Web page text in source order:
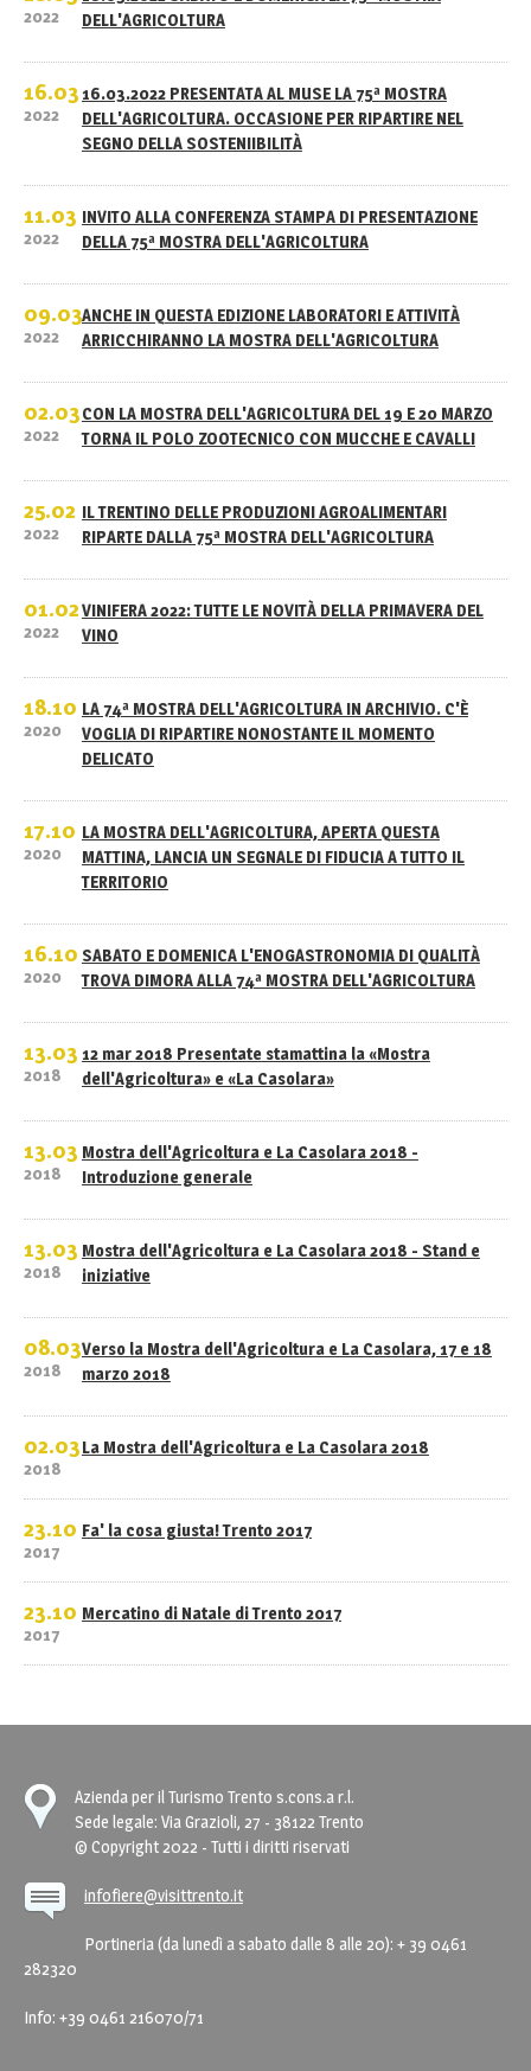
2022
DELL'AGRICOLTURA
16.03
2022
16.03.2022 PRESENTATA AL MUSE LA 75ª MOSTRA
DELL'AGRICOLTURA. OCCASIONE PER RIPARTIRE NEL
SEGNO DELLA SOSTENIIBILITÀ
11.03
2022
INVITO ALLA CONFERENZA STAMPA DI PRESENTAZIONE
DELLA 75ª MOSTRA DELL'AGRICOLTURA
09.03
2022
ANCHE IN QUESTA EDIZIONE LABORATORI E ATTIVITÀ
ARRICCHIRANNO LA MOSTRA DELL'AGRICOLTURA
02.03
2022
CON LA MOSTRA DELL'AGRICOLTURA DEL 19 E 20 MARZO
TORNA IL POLO ZOOTECNICO CON MUCCHE E CAVALLI
25.02
2022
IL TRENTINO DELLE PRODUZIONI AGROALIMENTARI
RIPARTE DALLA 75ª MOSTRA DELL'AGRICOLTURA
01.02
2022
VINIFERA 2022: TUTTE LE NOVITÀ DELLA PRIMAVERA DEL
VINO
18.10
2020
LA 74ª MOSTRA DELL'AGRICOLTURA IN ARCHIVIO. C'È
VOGLIA DI RIPARTIRE NONOSTANTE IL MOMENTO
DELICATO
17.10
2020
LA MOSTRA DELL'AGRICOLTURA, APERTA QUESTA
MATTINA, LANCIA UN SEGNALE DI FIDUCIA A TUTTO IL
TERRITORIO
16.10
2020
SABATO E DOMENICA L'ENOGASTRONOMIA DI QUALITÀ
TROVA DIMORA ALLA 74ª MOSTRA DELL'AGRICOLTURA
13.03
2018
12 mar 2018 Presentate stamattina la «Mostra
dell'Agricoltura» e «La Casolara»
13.03
2018
Mostra dell'Agricoltura e La Casolara 2018 -
Introduzione generale
13.03
2018
Mostra dell'Agricoltura e La Casolara 2018 - Stand e
iniziative
08.03
2018
Verso la Mostra dell'Agricoltura e La Casolara, 17 e 18
marzo 2018
02.03
2018
La Mostra dell'Agricoltura e La Casolara 2018
23.10
2017
Fa' la cosa giusta! Trento 2017
23.10
2017
Mercatino di Natale di Trento 2017
Azienda per il Turismo Trento s.cons.a r.l.
Sede legale: Via Grazioli, 27 - 38122 Trento
© Copyright 2022 - Tutti i diritti riservati
infofiere@visittrento.it
Portineria (da lunedì a sabato dalle 8 alle 20): + 39 0461
282320
Info: +39 0461 216070/71